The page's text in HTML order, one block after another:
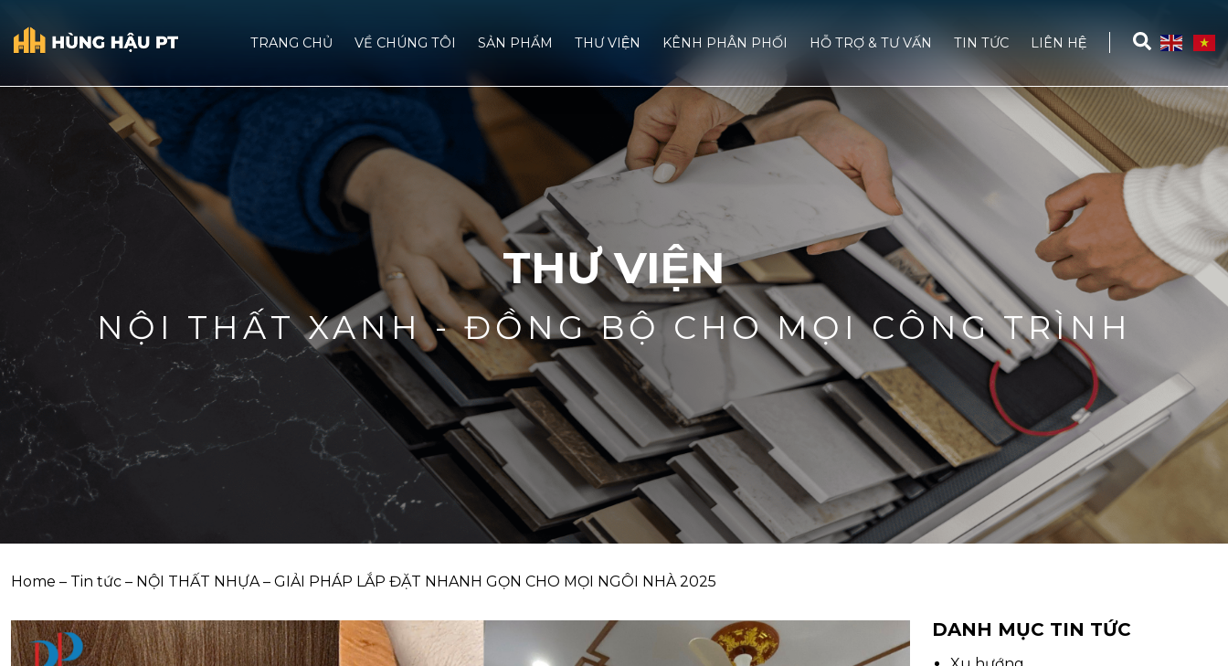
TRANG CHỦ VỀ CHÚNG TÔI SẢN PHẨM THƯ VIỆN KÊNH PHÂN PHỐI HỖ TRỢ & TƯ VẤN TIN TỨC LIÊN HỆ
THƯ VIỆN
NỘI THẤT XANH - ĐỒNG BỘ CHO MỌI CÔNG TRÌNH
Home – Tin tức – NỘI THẤT NHỰA – GIẢI PHÁP LẮP ĐẶT NHANH GỌN CHO MỌI NGÔI NHÀ 2025
DANH MỤC TIN TỨC